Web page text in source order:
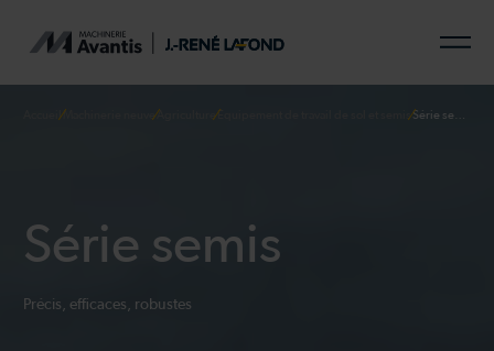
AccueilMachinerie neuveAgricultureÉquipement de travail de sol et semis
Série semis
Précis, efficaces, robustes